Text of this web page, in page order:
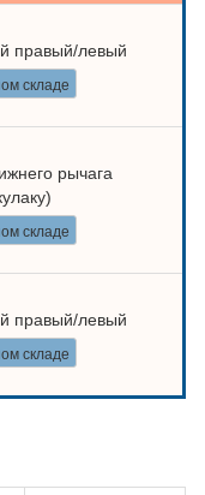
правый/левый
складе
рычага
складе
правый/левый
складе